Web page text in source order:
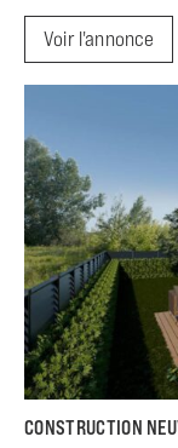
Voir l'annonce
CONSTRUCTION